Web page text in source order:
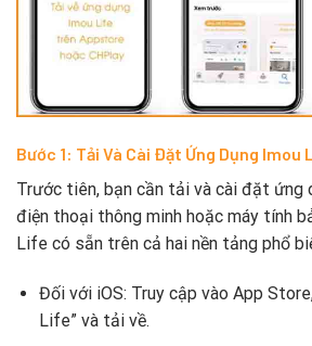
Bước 1: Tải Và Cài Đặt Ứng Dụng Imou
Trước tiên, bạn cần tải và cài đặt ứng
điện thoại thông minh hoặc máy tính
Life có sẵn trên cả hai nền tảng phổ
Đối với iOS: Truy cập vào App
Life” và tải về.